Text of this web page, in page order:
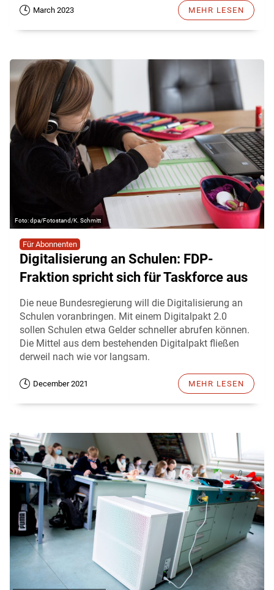
March 2023 MEHR LESEN
dpa/Fotostand/K. Schmitt
Für Abonnenten
Digitalisierung an Schulen: FDP-
Fraktion spricht sich für Taskforce aus
Die neue Bundesregierung will die Digitalisierung an
Schulen voranbringen. Mit einem Digitalpakt 2.0
sollen Schulen etwa Gelder schneller abrufen können.
Die Mittel aus dem bestehenden Digitalpakt fließen
derweil nach wie vor langsam.
December 2021 MEHR LESEN